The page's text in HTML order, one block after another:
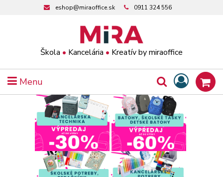
Škola • Kancelária • Kreatív by miraoffice
eshop@miraoffice.sk 0911 324 556
Menu